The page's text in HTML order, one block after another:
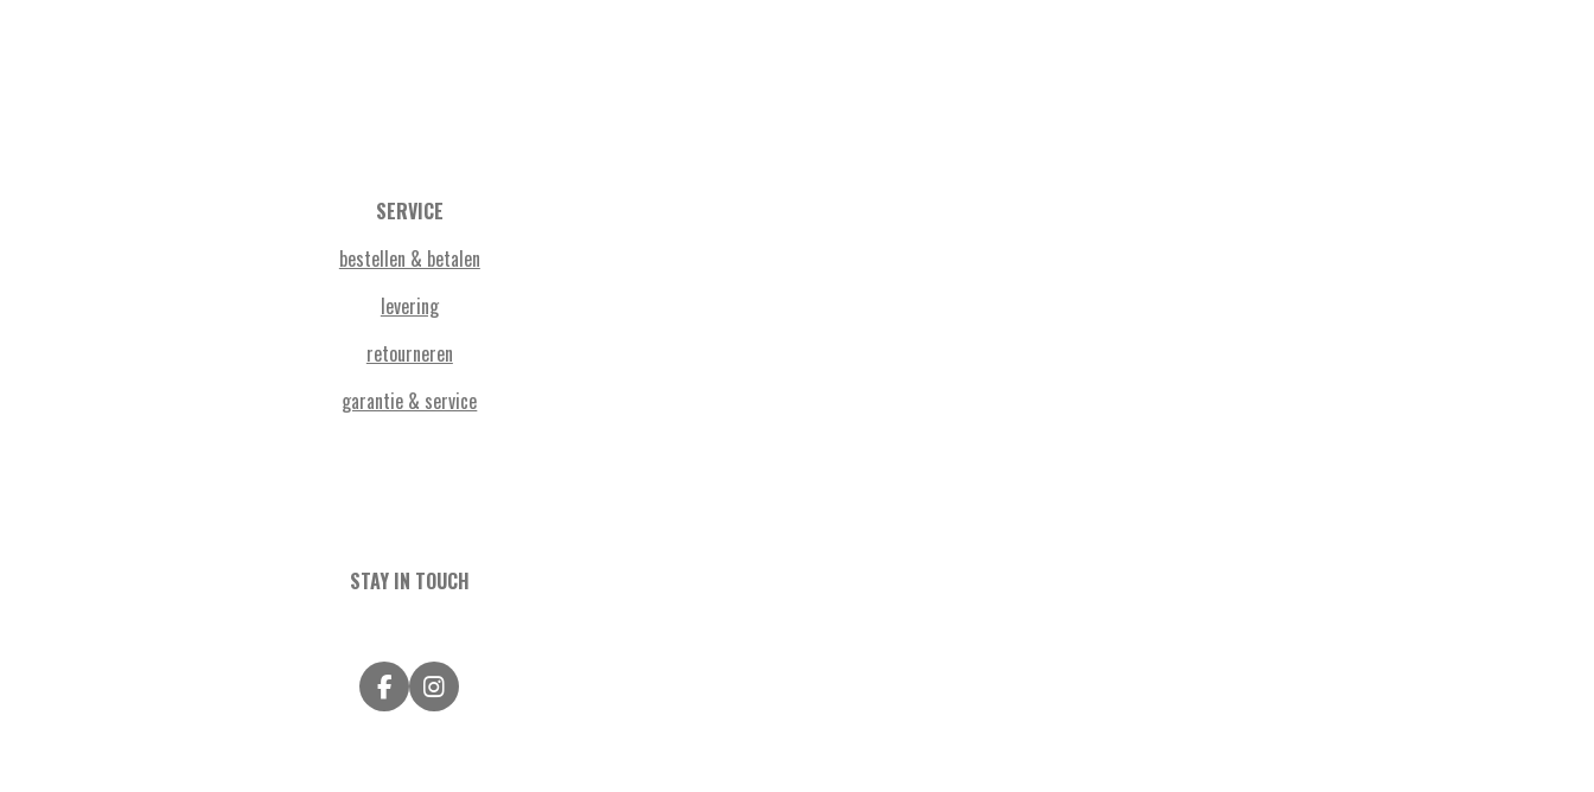
SERVICE
bestellen & betalen
levering
retourneren
garantie & service
STAY IN TOUCH
F
a
I
n